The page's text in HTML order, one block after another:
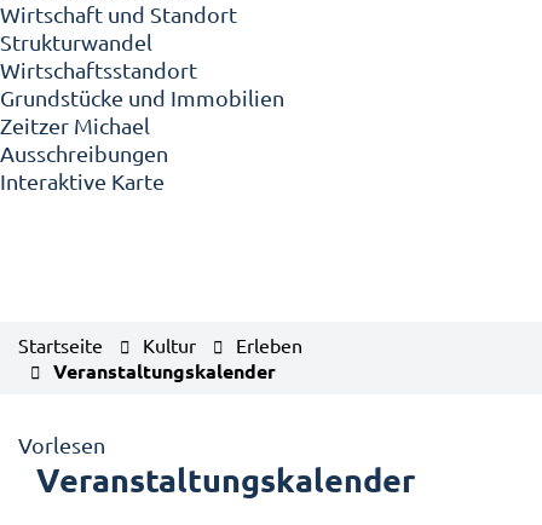
Wirtschaft und Standort
Strukturwandel
Wirtschaftsstandort
Grundstücke und Immobilien
Zeitzer Michael
Ausschreibungen
Interaktive Karte
Startseite Kultur Erleben
Veranstaltungskalender
Vorlesen
Veranstaltungskalender